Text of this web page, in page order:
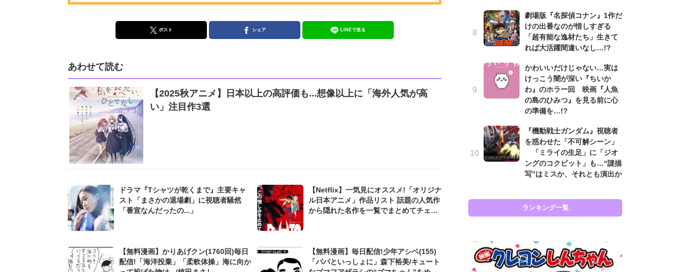
ポスト シェア LINEで送る
あわせて読む
【2025秋アニメ】日本以上の高評価も...想像以上に「海外人気が高
い」注目作3選
ドラマ『Tシャツが乾くまで』主要キャ
スト「まさかの退場劇」に視聴者騒然
「番宣なんだったの...」
【Netflix】一気見にオススメ!「オリジナ
ル日本アニメ」作品リスト 話題の人気作
から隠れた名作を一覧でまとめてチェッ
【無料漫画】かりあげクン(1760回)毎日
配信!「海洋投棄」「柔軟体操」海に向か
【無料漫画】毎日配信!少年アシベ(155)
「パパといっしょに」森下裕美/キュート
劇場版『名探偵コナン』1作だ
けの出番なのが惜しすぎる
「超有能な逸材たち」生きて
れば大活躍間違いなし…!?
かわいいだけじゃない…実は
けっこう闇が深い『ちいか
わ』のホラー回 映画『人魚
の島のひみつ』を見る前に心
の準備を…!?
『機動戦士ガンダム』視聴者
を惑わせた「不可解シーン」
「ミライの生足」に「ジオ
ングのコクピット」も…“謎描
写”はミスか、それとも演出か
ランキング一覧